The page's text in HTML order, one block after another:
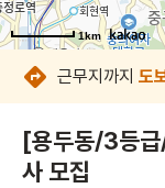
1km
1km
1km
1km
1km
1km
1km
1km
근무지까지 도
[용두동/3등
사 모집